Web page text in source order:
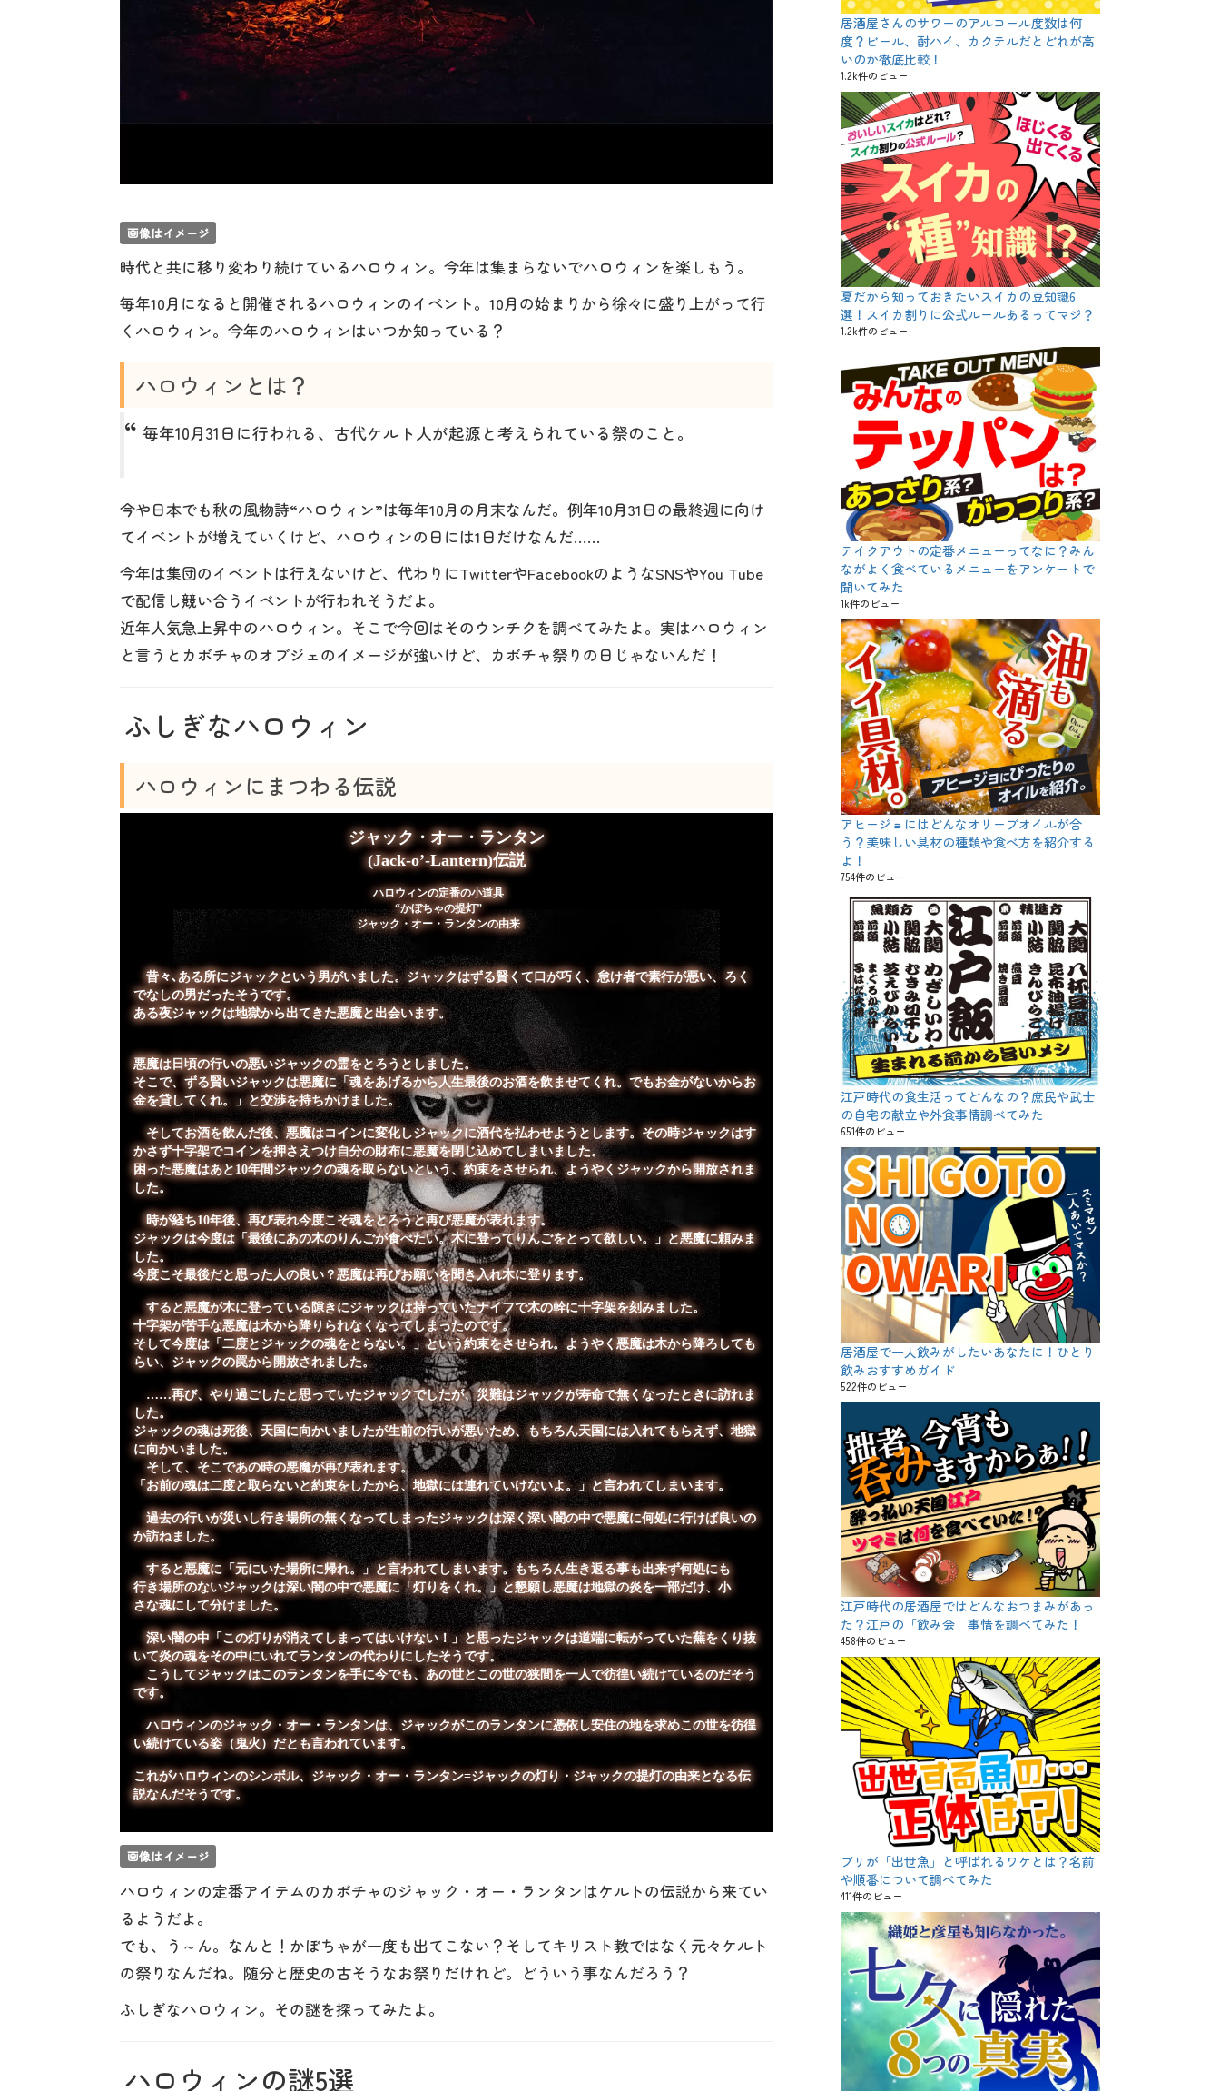
画像はイメージ
時代と共に移り変わり続けているハロウィン。今年は集まらないでハロウィンを楽しもう。
毎年10月になると開催されるハロウィンのイベント。10月の始まりから徐々に盛り上がって行
くハロウィン。今年のハロウィンはいつか知っている？
ハロウィンとは？
毎年10月31日に行われる、古代ケルト人が起源と考えられている祭のこと。
今や日本でも秋の風物詩“ハロウィン”は毎年10月の月末なんだ。例年10月31日の最終週に向け
てイベントが増えていくけど、ハロウィンの日には1日だけなんだ……
今年は集団のイベントは行えないけど、代わりにTwitterやFacebookのようなSNSやYou Tube
で配信し競い合うイベントが行われそうだよ。
近年人気急上昇中のハロウィン。そこで今回はそのウンチクを調べてみたよ。実はハロウィン
と言うとカボチャのオブジェのイメージが強いけど、カボチャ祭りの日じゃないんだ！
ふしぎなハロウィン
ハロウィンにまつわる伝説
ジャック・オー・ランタン
(Jack-o’-Lantern)伝説
ハロウィンの定番の小道具
“かぼちゃの提灯”
ジャック・オー・ランタンの由来
昔々､ある所にジャックという男がいました。ジャックはずる賢くて口が巧く、怠け者で素行が悪い、ろく
でなしの男だったそうです。
ある夜ジャックは地獄から出てきた悪魔と出会います。
悪魔は日頃の行いの悪いジャックの霊をとろうとしました。
そこで、ずる賢いジャックは悪魔に「魂をあげるから人生最後のお酒を飲ませてくれ。でもお金がないからお
金を貸してくれ。」と交渉を持ちかけました。
そしてお酒を飲んだ後、悪魔はコインに変化しジャックに酒代を払わせようとします。その時ジャックはす
かさず十字架でコインを押さえつけ自分の財布に悪魔を閉じ込めてしまいました。
困った悪魔はあと10年間ジャックの魂を取らないという、約束をさせられ、ようやくジャックから開放されま
した。
時が経ち10年後、再び表れ今度こそ魂をとろうと再び悪魔が表れます。
ジャックは今度は「最後にあの木のりんごが食べたい。木に登ってりんごをとって欲しい。」と悪魔に頼みま
した。
今度こそ最後だと思った人の良い？悪魔は再びお願いを聞き入れ木に登ります。
すると悪魔が木に登っている隙きにジャックは持っていたナイフで木の幹に十字架を刻みました。
十字架が苦手な悪魔は木から降りられなくなってしまったのです。
そして今度は「二度とジャックの魂をとらない。」という約束をさせられ。ようやく悪魔は木から降ろしても
らい、ジャックの罠から開放されました。
……再び、やり過ごしたと思っていたジャックでしたが、災難はジャックが寿命で無くなったときに訪れま
した。
ジャックの魂は死後、天国に向かいましたが生前の行いが悪いため、もちろん天国には入れてもらえず、地獄
に向かいました。
そして、そこであの時の悪魔が再び表れます。
「お前の魂は二度と取らないと約束をしたから、地獄には連れていけないよ。」と言われてしまいます。
過去の行いが災いし行き場所の無くなってしまったジャックは深く深い闇の中で悪魔に何処に行けば良いの
か訪ねました。
すると悪魔に「元にいた場所に帰れ。」と言われてしまいます。もちろん生き返る事も出来ず何処にも
行き場所のないジャックは深い闇の中で悪魔に「灯りをくれ。」と懇願し悪魔は地獄の炎を一部だけ、小
さな魂にして分けました。
深い闇の中「この灯りが消えてしまってはいけない！」と思ったジャックは道端に転がっていた蕪をくり抜
いて炎の魂をその中にいれてランタンの代わりにしたそうです。
こうしてジャックはこのランタンを手に今でも、あの世とこの世の狭間を一人で彷徨い続けているのだそう
です。
ハロウィンのジャック・オー・ランタンは、ジャックがこのランタンに憑依し安住の地を求めこの世を彷徨
い続けている姿（鬼火）だとも言われています。
これがハロウィンのシンボル、ジャック・オー・ランタン=ジャックの灯り・ジャックの提灯の由来となる伝
説なんだそうです。
画像はイメージ
ハロウィンの定番アイテムのカボチャのジャック・オー・ランタンはケルトの伝説から来てい
るようだよ。
でも、う～ん。なんと！かぼちゃが一度も出てこない？そしてキリスト教ではなく元々ケルト
の祭りなんだね。随分と歴史の古そうなお祭りだけれど。どういう事なんだろう？
ふしぎなハロウィン。その謎を探ってみたよ。
ハロウィンの謎5選
居酒屋さんのサワーのアルコール度数は何
度？ビール、酎ハイ、カクテルだとどれが高
いのか徹底比較！
1.2k件のビュー
夏だから知っておきたいスイカの豆知識6
選！スイカ割りに公式ルールあるってマジ？
1.2k件のビュー
テイクアウトの定番メニューってなに？みん
ながよく食べているメニューをアンケートで
聞いてみた
1k件のビュー
アヒージョにはどんなオリーブオイルが合
う？美味しい具材の種類や食べ方を紹介する
よ！
754件のビュー
江戸時代の食生活ってどんなの？庶民や武士
の自宅の献立や外食事情調べてみた
651件のビュー
居酒屋で一人飲みがしたいあなたに！ひとり
飲みおすすめガイド
522件のビュー
江戸時代の居酒屋ではどんなおつまみがあっ
た？江戸の「飲み会」事情を調べてみた！
458件のビュー
ブリが「出世魚」と呼ばれるワケとは？名前
や順番について調べてみた
411件のビュー